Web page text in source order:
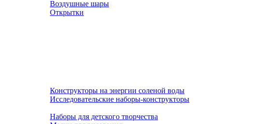
Воздушные шары
Открытки
Конструкторы на энергии соленой воды
Исследовательские наборы-конструкторы
Наборы для детского творчества